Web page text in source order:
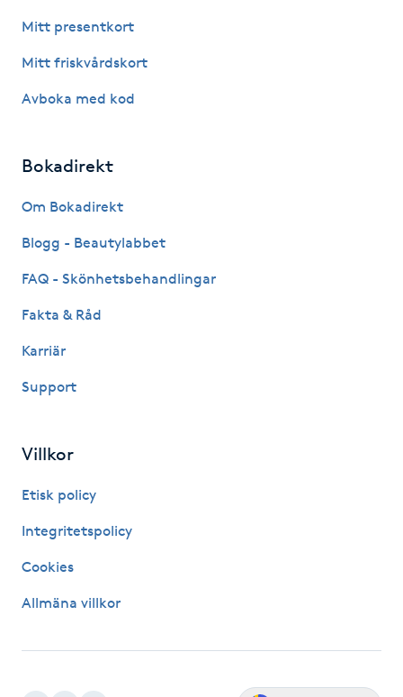
Katun fransar
Kemisk peeling
Kinesiologi
Klippning & Slingor
Mitt presentkort
Mitt friskvårdskort
Avboka med kod
Bokadirekt
Om Bokadirekt
Blogg - Beautylabbet
FAQ - Skönhetsbehandlingar
Fakta & Råd
Karriär
Support
Villkor
Etisk policy
Integritetspolicy
Cookies
Allmäna villkor